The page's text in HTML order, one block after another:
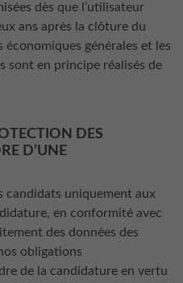
dès que l’utilisateur
ans après la clôture du
générales et les
sont en principe réalisés de
DES
D’UNE
candidats uniquement aux
en conformité avec
des données des
obligations
de la candidature en vertu